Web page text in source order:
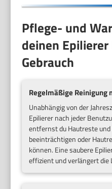
Pflege- und
deinen
Gebrauch
Regelmäßige Reinigung
Unabhängig von der
Epilierer nach jeder
entfernst du Hautreste
beeinträchtigen oder
können. Eine saubere
effizient und verlängert die